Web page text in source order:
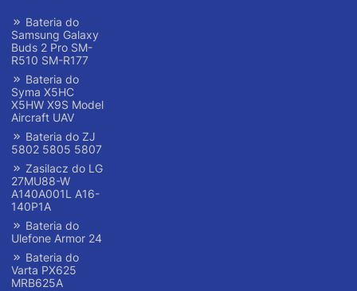
Bateria do
Samsung Galaxy
Buds 2 Pro SM-
R510 SM-R177
Bateria do
Syma X5HC
X5HW X9S Model
Aircraft UAV
Bateria do ZJ
5802 5805 5807
Zasilacz do LG
27MU88-W
A140A001L A16-
140P1A
Bateria do
Ulefone Armor 24
Bateria do
Varta PX625
MRB625A